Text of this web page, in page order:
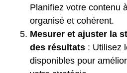
Planifiez votre contenu
organisé et cohérent.
Mesurer et ajuster la
des résultats : Utilisez
disponibles pour